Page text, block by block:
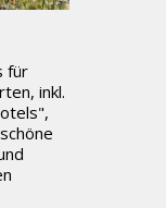
für
inkl.